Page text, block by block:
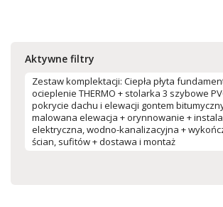
Aktywne filtry
Zestaw komplektacji: Ciepła płyta
ocieplenie THERMO + stolarka 3 szybowe
pokrycie dachu i elewacji gontem
malowana elewacja + orynnowanie +
elektryczna, wodno-kanalizacyjna +
ścian, sufitów + dostawa i montaż